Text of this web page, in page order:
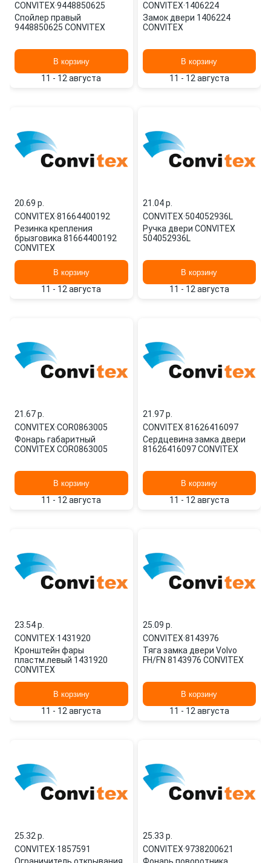
CONVITEX·9448850625
Спойлер правый
9448850625 CONVITEX
В корзину
11 - 12 августа
CONVITEX·1406224
Замок двери 1406224
CONVITEX
В корзину
11 - 12 августа
20.69 p.
CONVITEX·81664400192
Резинка крепления
брызговика 81664400192
CONVITEX
В корзину
11 - 12 августа
21.04 p.
CONVITEX·504052936L
Ручка двери CONVITEX
504052936L
В корзину
11 - 12 августа
21.67 p.
CONVITEX·COR0863005
Фонарь габаритный
CONVITEX COR0863005
В корзину
11 - 12 августа
21.97 p.
CONVITEX·81626416097
Сердцевина замка двери
81626416097 CONVITEX
В корзину
11 - 12 августа
23.54 p.
CONVITEX·1431920
Кронштейн фары
пластм.левый 1431920
CONVITEX
В корзину
11 - 12 августа
25.09 p.
CONVITEX·8143976
Тяга замка двери Volvo
FH/FN 8143976 CONVITEX
В корзину
11 - 12 августа
25.32 p.
CONVITEX·1857591
25.33 p.
CONVITEX·9738200621